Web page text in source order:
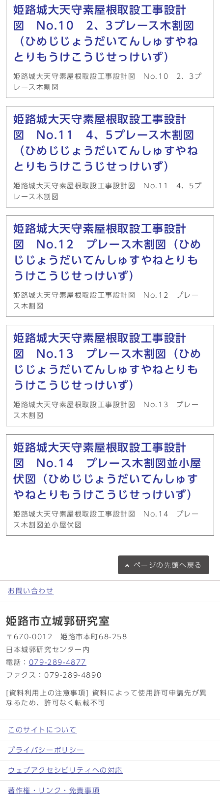
姫路城大天守素屋根取設工事設計
図 No.10 2、3プレース木割図
（ひめじじょうだいてんしゅすやね
とりもうけこうじせっけいず）
姫路城大天守素屋根取設工事設計図 No.10 2、3プ
レース木割図
姫路城大天守素屋根取設工事設計
図 No.11 4、5プレース木割図
（ひめじじょうだいてんしゅすやね
とりもうけこうじせっけいず）
姫路城大天守素屋根取設工事設計図 No.11 4、5プ
レース木割図
姫路城大天守素屋根取設工事設計
図 No.12 プレース木割図（ひめ
じじょうだいてんしゅすやねとりも
うけこうじせっけいず）
姫路城大天守素屋根取設工事設計図 No.12 プレー
ス木割図
姫路城大天守素屋根取設工事設計
図 No.13 プレース木割図（ひめ
じじょうだいてんしゅすやねとりも
うけこうじせっけいず）
姫路城大天守素屋根取設工事設計図 No.13 プレー
ス木割図
姫路城大天守素屋根取設工事設計
図 No.14 プレース木割図並小屋
伏図（ひめじじょうだいてんしゅす
やねとりもうけこうじせっけいず）
姫路城大天守素屋根取設工事設計図 No.14 プレー
ス木割図並小屋伏図
ページの 先頭へ戻る
お問い合わせ
姫路市立城郭研究室
〒670-0012 姫路市本町68-258
日本城郭研究センター内
電話： 079-289-4877
ファクス：079-289-4890
[資料利用上の注意事項] 資料によって使用許可申請先が異
なるため、許可なく転載不可
このサイトについて
プライバシーポリシー
ウェブアクセシビリティへの対応
著作権・リンク・免責事項